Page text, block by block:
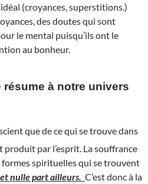
(croyances, superstitions.)
des doutes qui sont
le mental puisqu’ils ont le
au bonheur.
à notre univers
que de ce qui se trouve dans
par l’esprit. La souffrance
formes spirituelles qui se trouvent
et nulle part ailleurs. C’est donc à la